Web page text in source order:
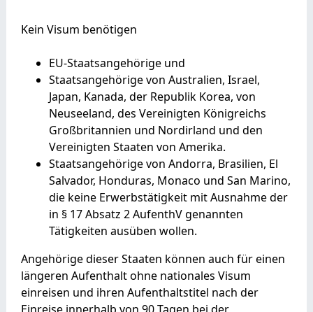
Kein Visum benötigen
EU-Staatsangehörige und
Staatsangehörige von Australien, Israel,
Japan, Kanada, der Republik Korea, von
Neuseeland, des Vereinigten Königreichs
Großbritannien und Nordirland und den
Vereinigten Staaten von Amerika.
Staatsangehörige von Andorra, Brasilien, El
Salvador, Honduras, Monaco und San Marino,
die keine Erwerbstätigkeit mit Ausnahme der
in § 17 Absatz 2 AufenthV genannten
Tätigkeiten ausüben wollen.
Angehörige dieser Staaten können auch für einen
längeren Aufenthalt ohne nationales Visum
einreisen und ihren Aufenthaltstitel nach der